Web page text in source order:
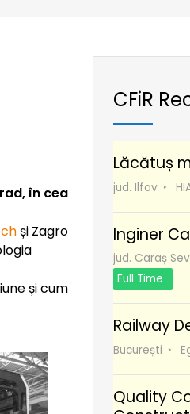
în cea
și Zagro
și cum
CFiR
Lăcătuș
jud. Ilfov
Inginer
jud. Caraș
Full Time
Railway
București
Quality